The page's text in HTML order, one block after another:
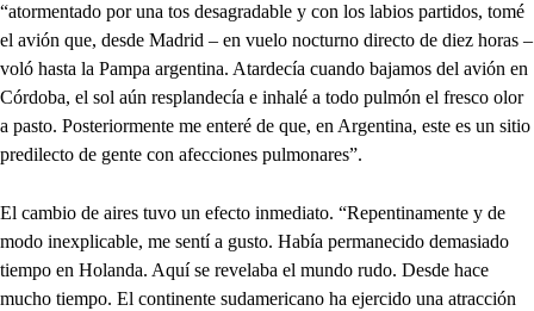
“atormentado por una tos desagradable y con los labios partidos, tomé
el avión que, desde Madrid – en vuelo nocturno directo de diez horas –
voló hasta la Pampa argentina. Atardecía cuando bajamos del avión en
Córdoba, el sol aún resplandecía e inhalé a todo pulmón el fresco olor
a pasto. Posteriormente me enteré de que, en Argentina, este es un sitio
predilecto de gente con afecciones pulmonares”.
El cambio de aires tuvo un efecto inmediato. “Repentinamente y de
modo inexplicable, me sentí a gusto. Había permanecido demasiado
tiempo en Holanda. Aquí se revelaba el mundo rudo. Desde hace
mucho tiempo. El continente sudamericano ha ejercido una atracción